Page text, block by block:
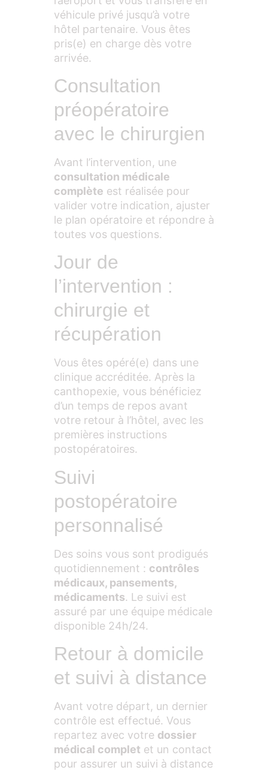
véhicule privé jusqu’à votre
hôtel partenaire. Vous êtes
pris(e) en charge dès votre
arrivée.
Consultation
préopératoire
avec le chirurgien
Avant l’intervention, une
consultation médicale
complète est réalisée pour
valider votre indication, ajuster
le plan opératoire et répondre à
toutes vos questions.
Jour de
l’intervention :
chirurgie et
récupération
Vous êtes opéré(e) dans une
clinique accréditée. Après la
canthopexie, vous bénéficiez
d’un temps de repos avant
votre retour à l’hôtel, avec les
premières instructions
postopératoires.
Suivi
postopératoire
personnalisé
Des soins vous sont prodigués
quotidiennement : contrôles
médicaux, pansements,
médicaments. Le suivi est
assuré par une équipe médicale
disponible 24h/24.
Retour à domicile
et suivi à distance
Avant votre départ, un dernier
contrôle est effectué. Vous
repartez avec votre dossier
médical complet et un contact
pour assurer un suivi à distance